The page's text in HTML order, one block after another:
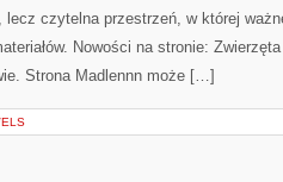
czytelna przestrzeń, w której
Nowości na stronie:
Strona Madlennn może […]